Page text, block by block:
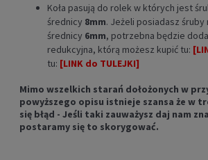
Koła pasują do rolek w których jest
średnicy 8mm. Jeżeli posiadasz śruby
średnicy 6mm, potrzebna będzie
redukcyjna, którą możesz kupić tu:
tu: [LINK do TULEJKI]
Mimo wszelkich starań dołożonych w
powyższego opisu istnieje szansa że w
się błąd - Jeśli taki zauważysz daj nam
postaramy się to skorygować.